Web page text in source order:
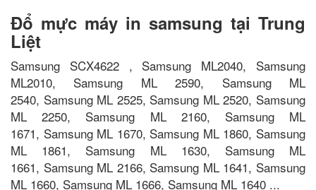
Đổ mực máy in samsung tại Trung
Liệt
Samsung SCX4622 , Samsung ML2040, Samsung
ML2010, Samsung ML 2590, Samsung ML
2540, Samsung ML 2525, Samsung ML 2520, Samsung
ML 2250, Samsung ML 2160, Samsung ML
1671, Samsung ML 1670, Samsung ML 1860, Samsung
ML 1861, Samsung ML 1630, Samsung ML
1661, Samsung ML 2166, Samsung ML 1641, Samsung
ML 1660, Samsung ML 1666, Samsung ML 1640 ...